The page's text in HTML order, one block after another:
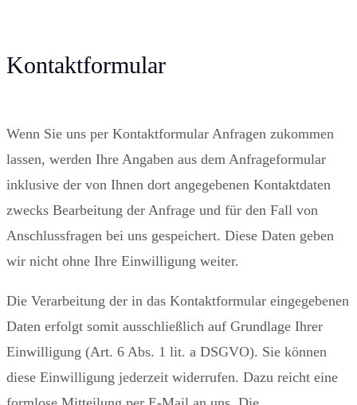
Kontaktformular
Wenn Sie uns per Kontaktformular Anfragen zukommen
lassen, werden Ihre Angaben aus dem Anfrageformular
inklusive der von Ihnen dort angegebenen Kontaktdaten
zwecks Bearbeitung der Anfrage und für den Fall von
Anschlussfragen bei uns gespeichert. Diese Daten geben
wir nicht ohne Ihre Einwilligung weiter.
Die Verarbeitung der in das Kontaktformular eingegebenen
Daten erfolgt somit ausschließlich auf Grundlage Ihrer
Einwilligung (Art. 6 Abs. 1 lit. a DSGVO). Sie können
diese Einwilligung jederzeit widerrufen. Dazu reicht eine